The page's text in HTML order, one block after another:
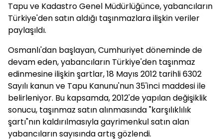
Tapu ve Kadastro Genel Müdürlüğünce, yabancıların
Türkiye'den satın aldığı taşınmazlara ilişkin veriler
paylaşıldı.
Osmanlı'dan başlayan, Cumhuriyet döneminde de
devam eden, yabancıların Türkiye'den taşınmaz
edinmesine ilişkin şartlar, 18 Mayıs 2012 tarihli 6302
Sayılı kanun ve Tapu Kanunu'nun 35'inci maddesi ile
belirleniyor. Bu kapsamda, 2012'de yapılan değişiklik
sonucu, taşınmaz satın alınmasında "karşılıklılık
şartı"nın kaldırılmasıyla gayrimenkul satın alan
yabancıların sayısında artış gözlendi.